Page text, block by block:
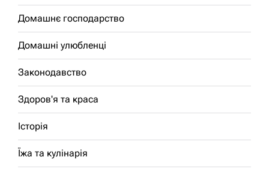
Домашнє господарство
Домашні улюбленці
Законодавство
Здоров'я та краса
Історія
Їжа та кулінарія